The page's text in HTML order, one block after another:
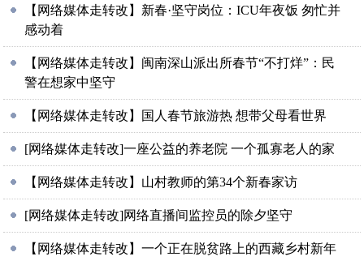
【网络媒体走转改】新春·坚守岗位：ICU年夜饭 匆忙并
感动着
【网络媒体走转改】闽南深山派出所春节“不打烊”：民
警在想家中坚守
【网络媒体走转改】国人春节旅游热 想带父母看世界
[网络媒体走转改]一座公益的养老院 一个孤寡老人的家
【网络媒体走转改】山村教师的第34个新春家访
[网络媒体走转改]网络直播间监控员的除夕坚守
【网络媒体走转改】一个正在脱贫路上的西藏乡村新年